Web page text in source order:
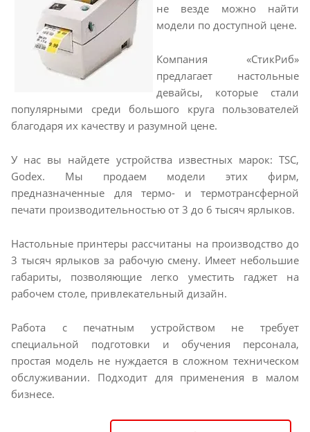
не везде можно найти
модели по доступной цене.
Компания «СтикРиб»
предлагает настольные
девайсы, которые стали
популярными среди большого круга пользователей
благодаря их качеству и разумной цене.
У нас вы найдете устройства известных марок: TSC,
Godex. Мы продаем модели этих фирм,
предназначенные для термо- и термотрансферной
печати производительностью от 3 до 6 тысяч ярлыков.
Настольные принтеры рассчитаны на производство до
3 тысяч ярлыков за рабочую смену. Имеет небольшие
габариты, позволяющие легко уместить гаджет на
рабочем столе, привлекательный дизайн.
Работа с печатным устройством не требует
специальной подготовки и обучения персонала,
простая модель не нуждается в сложном техническом
обслуживании. Подходит для применения в малом
бизнесе.